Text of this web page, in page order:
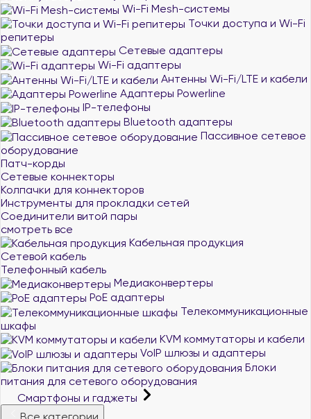
Wi-Fi Mesh-системы
Точки доступа и Wi-Fi
репитеры
Сетевые адаптеры
Wi-Fi адаптеры
Антенны Wi-Fi/LTE и кабели
Адаптеры Powerline
IP-телефоны
Bluetooth адаптеры
Пассивное сетевое
оборудование
Патч-корды
Сетевые коннекторы
Колпачки для коннекторов
Инструменты для прокладки сетей
Соединители витой пары
смотреть все
Кабельная продукция
Сетевой кабель
Телефонный кабель
Медиаконвертеры
PoE адаптеры
Телекоммуникационные
шкафы
KVM коммутаторы и кабели
VoIP шлюзы и адаптеры
Блоки
питания для сетевого оборудования
Смартфоны и гаджеты